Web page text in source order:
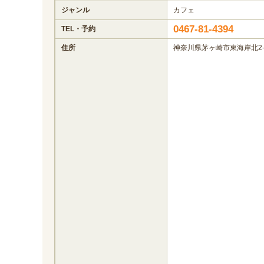
ジャンル カフェ
TEL・予約 0467-81-4394
住所 神奈川県茅ヶ崎市東海岸北